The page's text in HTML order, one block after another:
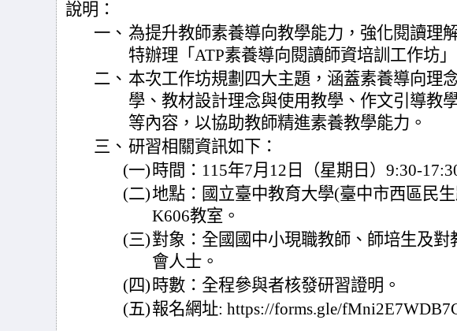
說明：
一、 為提升教師素養導向教學能力，強化閱讀理
特辦理「ATP素養導向閱讀師資培訓工作坊」
二、 本次工作坊規劃四大主題，涵蓋素養導向理
學、教材設計理念與使用教學、作文引導教
等內容，以協助教師精進素養教學能力。
三、 研習相關資訊如下：
(一) 時間：115年7月12日（星期日）9:30-
(二)地點：國立臺中教育大學(臺中市西區民
K606教室。
(三)對象：全國國中小現職教師、師培生及對
會人士。
(四) 時數：全程參與者核發研習證明。
(五)報名網址: https://forms.gle/